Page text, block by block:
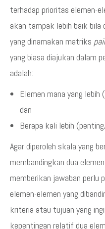
terhadap prioritas elemen-
akan tampak lebih baik
yang dinamakan matriks
yang biasa diajukan dalam
adalah:
Elemen mana yang
dan
Berapa kali lebih
Agar diperoleh skala yang
membandingkan dua
memberikan jawaban perlu
elemen-elemen yang
kriteria atau tujuan yang
kepentingan relatif dua